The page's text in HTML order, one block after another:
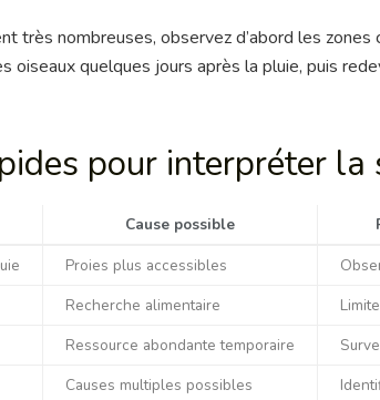
très nombreuses, observez d’abord les zones
oiseaux quelques jours après la pluie, puis
pour interpréter la
Cause possible
Proies plus accessibles
Recherche alimentaire
Ressource abondante temporaire
Causes multiples possibles